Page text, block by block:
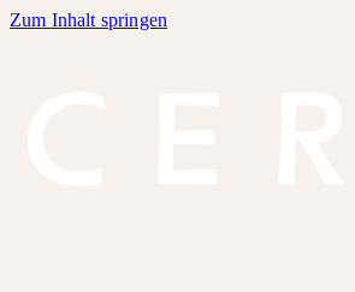
Zum Inhalt springen